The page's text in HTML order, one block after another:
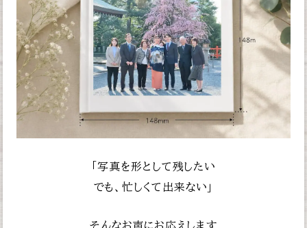
「写真を形として残したい
でも、忙しくて出来ない」
そんなお声にお応えします